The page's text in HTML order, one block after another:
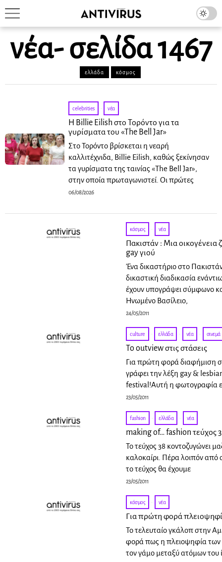
νέα- σελίδα 1467
ελλάδα κόσμος
celebrities · νέα
Η Billie Eilish στο Τορόντο για τα
γυρίσματα του «The Bell Jar»
Στο Τορόντο βρίσκεται η νεαρή
καλλιτέχνιδα, Billie Eilish, καθώς ξεκίνησαν
τα γυρίσματα της ταινίας «The Bell Jar»,
στην οποία πρωταγωνιστεί. Οι πρώτες
06/08/2026
κόσμος · νέα
Πακιστάν : Μια οικογένεια
gay γιού
Ένα δικαστήριο στο
δικαστική διαδικασία
έχουν υπογράψει σύμφωνο
Ηνωμένο Βασίλειο,
24/05/2011
culture · ελλάδα · νέα · σινεμά
To outview στις στάσεις
Για πρώτη φορά διαφήμιση
γράφει την λέξη gay &
festival!Αυτή η φωτογραφία
23/05/2011
fashion · ελλάδα · νέα
making of… fashion τεύχος
Το τεύχος 38 κοντοζυγώνει
καλοκαίρι. Πέρα λοιπόν από
το τεύχος θα έχουμε
23/05/2011
κόσμος · νέα
Για πρώτη φορά
Το τελευταίο γκάλοπ στην
φορά πως η πλειοψηφία των
τον γάμο μεταξύ ατόμων του